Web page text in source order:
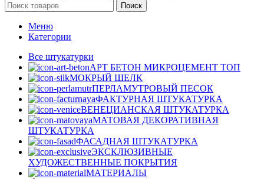
Поиск
Меню
Категории
Все штукатурки
АРТ БЕТОН МИКРОЦЕМЕНТ ТОП
МОКРЫЙ ШЕЛК
ПЕРЛАМУТРОВЫЙ ПЕСОК
ФАКТУРНАЯ ШТУКАТУРКА
ВЕНЕЦИАНСКАЯ ШТУКАТУРКА
МАТОВАЯ ДЕКОРАТИВНАЯ
ШТУКАТУРКА
ФАСАДНАЯ ШТУКАТУРКА
ЭКСКЛЮЗИВНЫЕ
ХУДОЖЕСТВЕННЫЕ ПОКРЫТИЯ
МАТЕРИАЛЫ